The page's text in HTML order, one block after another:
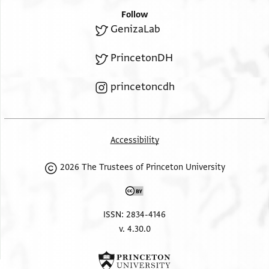
right margin, diagonal lines at 180 degrees to main text
שי | פאן ראית [. . . | תערפה אנתר | .[.]. . . . . . . | ליה [. .
. . . . . . . | דלך ו. . .[. . . . . . . | . . . . . . .[. . . | . . .א.אצ. |
Follow
GenizaLab
PrincetonDH
princetoncdh
Accessibility
2026 The Trustees of Princeton University
ISSN: 2834-4146
v. 4.30.0